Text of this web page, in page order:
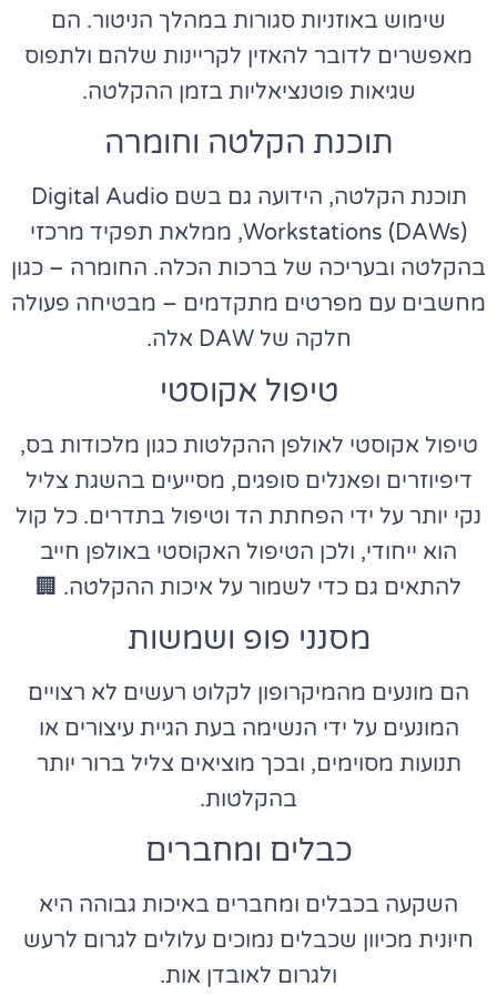
שימוש באוזניות סגורות במהלך הניטור. הם
מאפשרים לדובר להאזין לקריינות שלהם ולתפוס
שגיאות פוטנציאליות בזמן ההקלטה.
תוכנת הקלטה וחומרה
תוכנת הקלטה, הידועה גם בשם Digital Audio
Workstations (DAWs), ממלאת תפקיד מרכזי
בהקלטה ובעריכה של ברכות הכלה. החומרה – כגון
מחשבים עם מפרטים מתקדמים – מבטיחה פעולה
חלקה של DAW אלה.
טיפול אקוסטי
טיפול אקוסטי לאולפן ההקלטות כגון מלכודות בס,
דיפיוזרים ופאנלים סופגים, מסייעים בהשגת צליל
נקי יותר על ידי הפחתת הד וטיפול בתדרים. כל קול
הוא ייחודי, ולכן הטיפול האקוסטי באולפן חייב
להתאים גם כדי לשמור על איכות ההקלטה. 🏢
מסנני פופ ושמשות
הם מונעים מהמיקרופון לקלוט רעשים לא רצויים
המונעים על ידי הנשימה בעת הגיית עיצורים או
תנועות מסוימים, ובכך מוציאים צליל ברור יותר
בהקלטות.
כבלים ומחברים
השקעה בכבלים ומחברים באיכות גבוהה היא
חיונית מכיוון שכבלים נמוכים עלולים לגרום לרעש
ולגרום לאובדן אות.